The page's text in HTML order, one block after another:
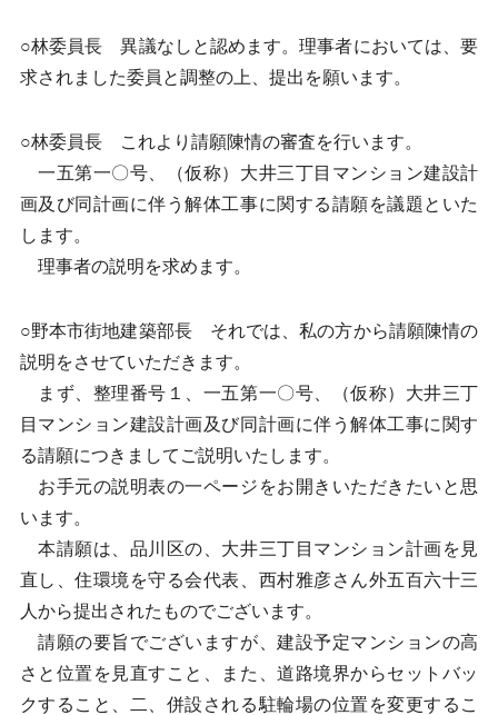
○林委員長 異議なしと認めます。理事者においては、要
求されました委員と調整の上、提出を願います。
○林委員長 これより請願陳情の審査を行います。
一五第一〇号、（仮称）大井三丁目マンション建設計
画及び同計画に伴う解体工事に関する請願を議題といた
します。
理事者の説明を求めます。
○野本市街地建築部長 それでは、私の方から請願陳情の
説明をさせていただきます。
まず、整理番号１、一五第一〇号、（仮称）大井三丁
目マンション建設計画及び同計画に伴う解体工事に関す
る請願につきましてご説明いたします。
お手元の説明表の一ページをお開きいただきたいと思
います。
本請願は、品川区の、大井三丁目マンション計画を見
直し、住環境を守る会代表、西村雅彦さん外五百六十三
人から提出されたものでございます。
請願の要旨でございますが、建設予定マンションの高
さと位置を見直すこと、また、道路境界からセットバッ
クすること、二、併設される駐輪場の位置を変更するこ